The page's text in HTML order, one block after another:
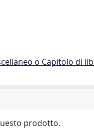
o Capitolo di
prodotto.